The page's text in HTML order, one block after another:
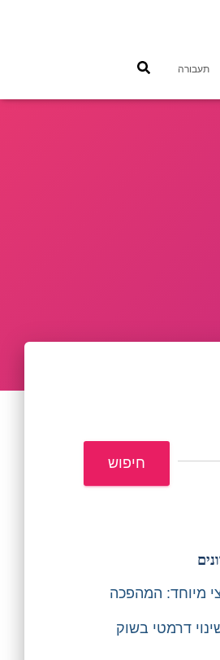
תעבורה
חיפוש
מיוחד: המהפכה
דרמטי בשוק